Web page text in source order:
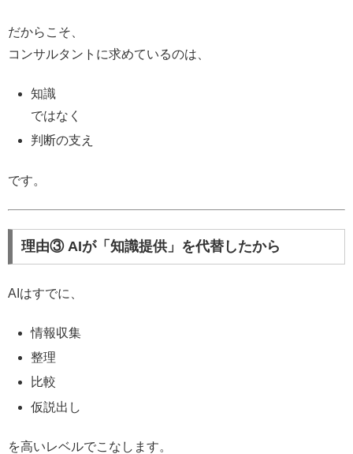
だからこそ、
コンサルタントに求めているのは、
知識
ではなく
判断の支え
です。
理由③ AIが「知識提供」を代替したから
AIはすでに、
情報収集
整理
比較
仮説出し
を高いレベルでこなします。